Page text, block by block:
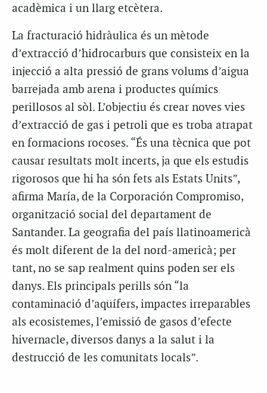
acadèmica i un llarg etcètera.
La fracturació hidràulica és un mètode
d’extracció d’hidrocarburs que consisteix en la
injecció a alta pressió de grans volums d’aigua
barrejada amb arena i productes químics
perillosos al sòl. L’objectiu és crear noves vies
d’extracció de gas i petroli que es troba atrapat
en formacions rocoses. “És una tècnica que pot
causar resultats molt incerts, ja que els estudis
rigorosos que hi ha són fets als Estats Units”,
afirma María, de la Corporación Compromiso,
organització social del departament de
Santander. La geografia del país llatinoamericà
és molt diferent de la del nord-americà; per
tant, no se sap realment quins poden ser els
danys. Els principals perills són “la
contaminació d’aqüífers, impactes irreparables
als ecosistemes, l’emissió de gasos d’efecte
hivernacle, diversos danys a la salut i la
destrucció de les comunitats locals”.